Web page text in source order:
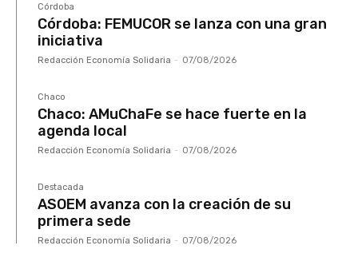
Córdoba
Córdoba: FEMUCOR se lanza con una gran
iniciativa
Redacción Economía Solidaria - 07/08/2026
Chaco
Chaco: AMuChaFe se hace fuerte en la
agenda local
Redacción Economía Solidaria - 07/08/2026
Destacada
ASOEM avanza con la creación de su
primera sede
Redacción Economía Solidaria - 07/08/2026